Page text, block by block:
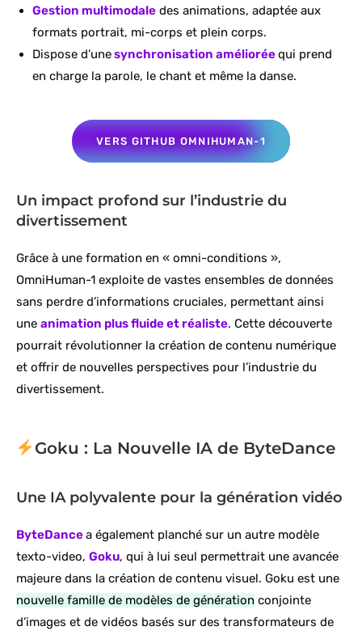
Gestion multimodale des animations, adaptée aux
formats portrait, mi-corps et plein corps.
Dispose d’unesynchronisation amélioréequi prend
en charge la parole, le chant et même la danse.
VERS GITHUB OMNIHUMAN-1
Un impact profond sur l’industrie du
divertissement
Grâce à une formation en « omni-conditions »,
OmniHuman-1 exploite de vastes ensembles de données
sans perdre d’informations cruciales, permettant ainsi
une animation plus fluide et réaliste. Cette découverte
pourrait révolutionner la création de contenu numérique
et offrir de nouvelles perspectives pour l’industrie du
divertissement.
Goku : La Nouvelle IA de ByteDance
Une IA polyvalente pour la génération vidéo
ByteDancea également planché sur un autre modèle
texto-video, Goku, qui à lui seul permettrait une avancée
majeure dans la création de contenu visuel. Goku est une
nouvelle famille de modèles de génération conjointe
d’images et de vidéos basés sur des transformateurs de